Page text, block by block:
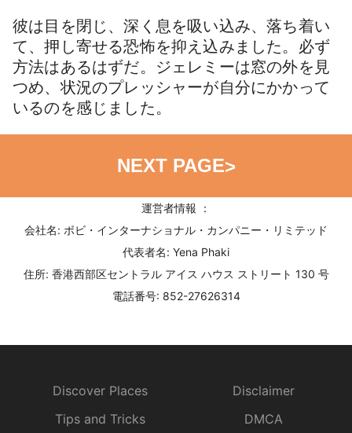
彼は目を閉じ、深く息を吸い込み、落ち着い
て、押し寄せる恐怖を抑え込みました。必ず
方法はあるはずだ。ジェレミーは窓の外を見
つめ、状況のプレッシャーが自分にかかって
いるのを感じました。
NEXT PAGE>
運営者情報 ：
会社名: ボビ・インターナショナル・カンパニー・リミテッド
代表者名: Yena Phaki
住所: 香港西部区セントラル アイス ハウス ストリート 130 号
電話番号: 852-27626314
Discover Places
Tips and Tricks
Disclaimer
DMCA